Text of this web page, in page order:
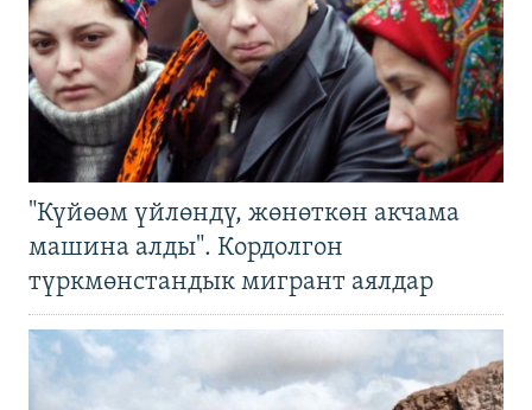
"Күйөөм үйлөндү, жөнөткөн акчама
машина алды". Кордолгон
түркмөнстандык мигрант аялдар